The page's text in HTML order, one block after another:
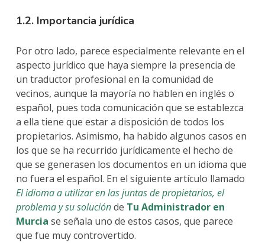
1.2. Importancia jurídica
Por otro lado, parece especialmente relevante en el
aspecto jurídico que haya siempre la presencia de
un traductor profesional en la comunidad de
vecinos, aunque la mayoría no hablen en inglés o
español, pues toda comunicación que se establezca
a ella tiene que estar a disposición de todos los
propietarios. Asimismo, ha habido algunos casos en
los que se ha recurrido jurídicamente el hecho de
que se generasen los documentos en un idioma que
no fuera el español. En el siguiente artículo llamado
El idioma a utilizar en las juntas de propietarios, el
problema y su soluciónde Tu Administrador en
Murcia se señala uno de estos casos, que parece
que fue muy controvertido.